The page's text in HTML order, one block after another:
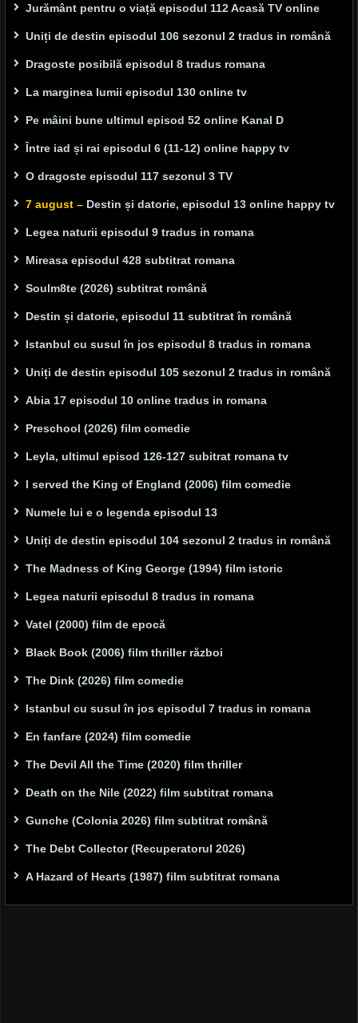
Jurământ pentru o viață episodul 112 Acasă TV online
Uniți de destin episodul 106 sezonul 2 tradus in română
Dragoste posibilă episodul 8 tradus romana
La marginea lumii episodul 130 online tv
Pe mâini bune ultimul episod 52 online Kanal D
Între iad și rai episodul 6 (11-12) online happy tv
O dragoste episodul 117 sezonul 3 TV
7 august – Destin și datorie, episodul 13 online happy tv
Legea naturii episodul 9 tradus in romana
Mireasa episodul 428 subtitrat romana
Soulm8te (2026) subtitrat română
Destin și datorie, episodul 11 subtitrat în română
Istanbul cu susul în jos episodul 8 tradus in romana
Uniți de destin episodul 105 sezonul 2 tradus in română
Abia 17 episodul 10 online tradus in romana
Preschool (2026) film comedie
Leyla, ultimul episod 126-127 subitrat romana tv
I served the King of England (2006) film comedie
Numele lui e o legenda episodul 13
Uniți de destin episodul 104 sezonul 2 tradus in română
The Madness of King George (1994) film istoric
Legea naturii episodul 8 tradus in romana
Vatel (2000) film de epocă
Black Book (2006) film thriller război
The Dink (2026) film comedie
Istanbul cu susul în jos episodul 7 tradus in romana
En fanfare (2024) film comedie
The Devil All the Time (2020) film thriller
Death on the Nile (2022) film subtitrat romana
Gunche (Colonia 2026) film subtitrat română
The Debt Collector (Recuperatorul 2026)
A Hazard of Hearts (1987) film subtitrat romana